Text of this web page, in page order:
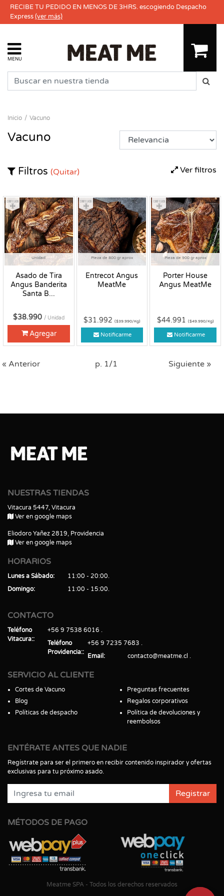
RECIBE TU PEDIDO EN MENOS DE 3HRS. escogiendo Despacho
Express(ver más)
MENU
Inicio Vacuno
Vacuno
Ver filtros
Filtros (Quitar)
Unidad
Asado de Tira
Angus Banderita
Santa B...
Congelado
$38.990 / Unidad
Agregar
Pieza de 800 gr aprox
Entrecot Angus
MeatMe
Congelado
$31.992 ($39.990/Kg)
Notificarme
Pieza de 900 gr aprox
Porter House
Angus MeatMe
Congelado
$44.991 ($49.990/Kg)
Notificarme
« Anterior p. 1/1 Siguiente »
NUESTRAS TIENDAS
Vitacura 5447, Vitacura
Ver en google maps
Eliodoro Yañez 2819, Providencia
Ver en google maps
HORARIOS
Lunes a Sábado
11:00 - 20:00
Domingo
11:00 - 15:00
CONTACTO
Teléfono
Vitacura:
+56 9 7538 6016
Teléfono
Providencia:
+56 9 7235 7683
Email
contacto@meatme.cl
SERVICIO AL CLIENTE
Cortes de Vacuno
Blog
Políticas de despacho
Preguntas frecuentes
Regalos corporativos
Política de devoluciones y
reembolsos
ENTÉRATE ANTES QUE NADIE
Regístrate para ser el primero en recibir contenido inspirador y ofertas
exclusivas para tu próximo asado.
Registrar
MÉTODOS DE PAGO
Meatme SPA - Todos los derechos reservados